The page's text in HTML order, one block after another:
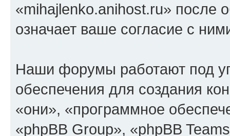
«mihajlenko.anihost.ru» после
означает ваше согласие с
Наши форумы работают под
обеспечения для создания
«они», «программное
«phpBB Group», «phpBB